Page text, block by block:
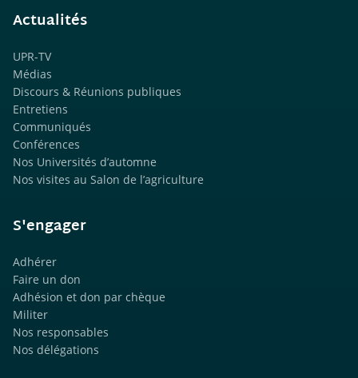
Actualités
UPR-TV
Médias
Discours & Réunions publiques
Entretiens
Communiqués
Conférences
Nos Universités d’automne
Nos visites au Salon de l’agriculture
S'engager
Adhérer
Faire un don
Adhésion et don par chèque
Militer
Nos responsables
Nos délégations